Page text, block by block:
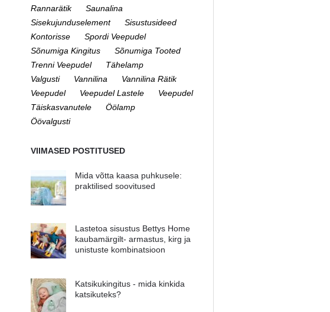
Rannarätik
Saunalina
Sisekujunduselement
Sisustusideed
Kontorisse
Spordi Veepudel
Sõnumiga Kingitus
Sõnumiga Tooted
Trenni Veepudel
Tähelamp
Valgusti
Vannilina
Vannilina Rätik
Veepudel
Veepudel Lastele
Veepudel
Täiskasvanutele
Öölamp
Öövalgusti
VIIMASED POSTITUSED
Mida võtta kaasa puhkusele:
praktilised soovitused
Lastetoa sisustus Bettys Home
kaubamärgilt- armastus, kirg ja
unistuste kombinatsioon
Katsikukingitus - mida kinkida
katsikuteks?